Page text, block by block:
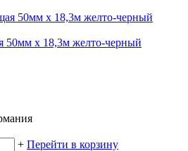
50мм х 18,3м желто-черный
+ Перейти в корзину